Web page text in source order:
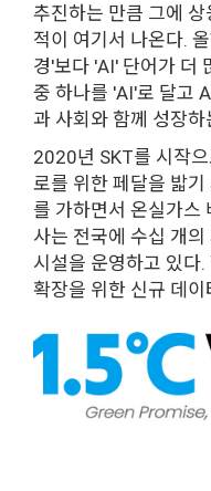
추진하는 만큼 그에 상
적이 여기서 나온다.
경'보다 'AI' 단어가 더
중 하나를 'AI'로 달고
과 사회와 함께 성장
2020년 SKT를 시작
로를 위한 페달을 밟
를 가하면서 온실가스
사는 전국에 수십 개
시설을 운영하고 있다
확장을 위한 신규 데